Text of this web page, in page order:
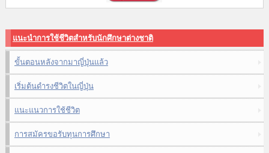
แนะนำการใช้ชีวิตสำหรับนักศึกษาต่างชาติ
ขั้นตอนหลังจากมาญี่ปุ่นแล้ว
เริ่มต้นดำรงชีวิตในญี่ปุ่น
แนะแนวการใช้ชีวิต
การสมัครขอรับทุนการศึกษา